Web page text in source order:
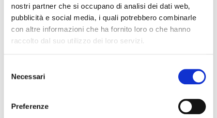
nostri partner che si occupano di analisi dei dati web,
pubblicità e social media, i quali potrebbero combinarle
con altre informazioni che ha fornito loro o che hanno
raccolto dal suo utilizzo dei loro servizi.
Necessari
Preferenze
AGENZIE IMMOBILIARI
Posted on12 Marzo 2008 byUfficio Stampa
Ho il piacere di comunicarvi che il Servizio formazione
europeo relativo ad un corso di web marketing
dall’esigenza di ottimizzare la presenza delle agenzie